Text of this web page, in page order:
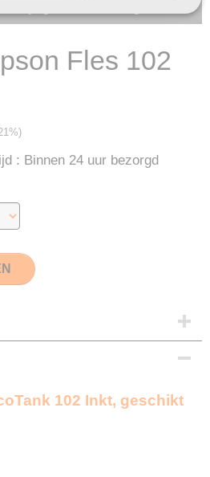
Fles 102
: Binnen 24 uur bezorgd
102 Inkt, geschikt